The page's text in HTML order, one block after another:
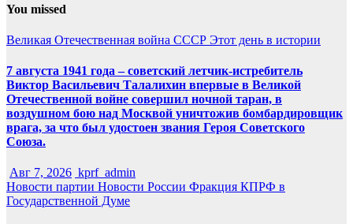
You missed
Великая Отечественная война СССР Этот день в истории
7 августа 1941 года – советский летчик-истребитель
Виктор Васильевич Талалихин впервые в Великой
Отечественной войне совершил ночной таран, в
воздушном бою над Москвой уничтожив бомбардировщик
врага, за что был удостоен звания Героя Советского
Союза.
Авг 7, 2026 kprf_admin
Новости партии Новости России Фракция КПРФ в
Государственной Думе